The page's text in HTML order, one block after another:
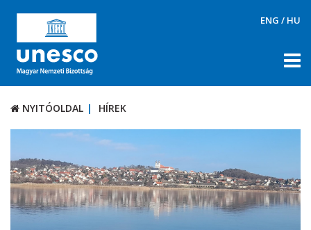
ENG / HU
NYITÓOLDAL HÍREK
RÓLUNK
TÉMÁK
DOKUMENTUMTÁR
PÁLYÁZATOK / DÍJAK
NYITÓOLDAL HÍREK